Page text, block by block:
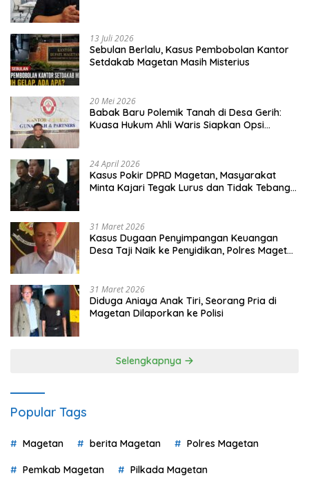
13 Juli 2026
Sebulan Berlalu, Kasus Pembobolan Kantor
Setdakab Magetan Masih Misterius
20 Mei 2026
Babak Baru Polemik Tanah di Desa Gerih:
Kuasa Hukum Ahli Waris Siapkan Opsi
24 April 2026
Kasus Pokir DPRD Magetan, Masyarakat
Minta Kajari Tegak Lurus dan Tidak Tebang
31 Maret 2026
Kasus Dugaan Penyimpangan Keuangan
Desa Taji Naik ke Penyidikan, Polres Magetan
31 Maret 2026
Diduga Aniaya Anak Tiri, Seorang Pria di
Magetan Dilaporkan ke Polisi
Selengkapnya
Popular Tags
Magetan berita Magetan Polres Magetan
Pemkab Magetan Pilkada Magetan